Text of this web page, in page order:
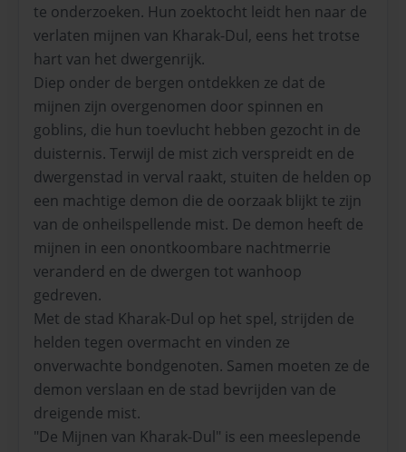
te onderzoeken. Hun zoektocht leidt hen naar de
verlaten mijnen van Kharak-Dul, eens het trotse
hart van het dwergenrijk.
Diep onder de bergen ontdekken ze dat de
mijnen zijn overgenomen door spinnen en
goblins, die hun toevlucht hebben gezocht in de
duisternis. Terwijl de mist zich verspreidt en de
dwergenstad in verval raakt, stuiten de helden op
een machtige demon die de oorzaak blijkt te zijn
van de onheilspellende mist. De demon heeft de
mijnen in een onontkoombare nachtmerrie
veranderd en de dwergen tot wanhoop
gedreven.
Met de stad Kharak-Dul op het spel, strijden de
helden tegen overmacht en vinden ze
onverwachte bondgenoten. Samen moeten ze de
demon verslaan en de stad bevrijden van de
dreigende mist.
"De Mijnen van Kharak-Dul" is een meeslepende